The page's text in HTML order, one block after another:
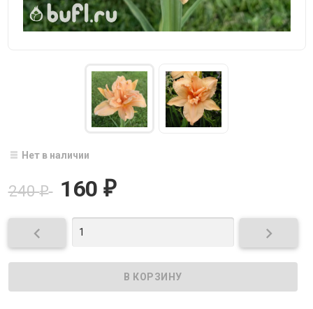
Нет в наличии
240₽ 160 ₽
 